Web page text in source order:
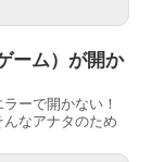
ーム）が開か
ーで開かない！
なアナタのため